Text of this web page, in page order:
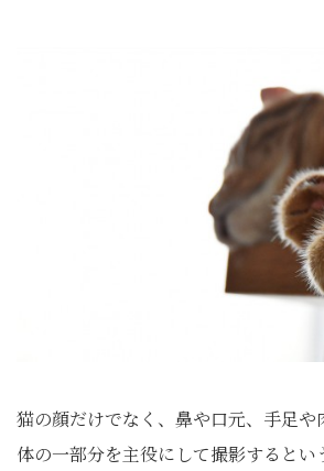
猫の顔だけでなく、鼻や口元、手足や
体の一部分を主役にして撮影するとい